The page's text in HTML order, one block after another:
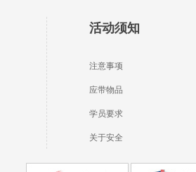
活动须知
注意事项
应带物品
学员要求
关于安全